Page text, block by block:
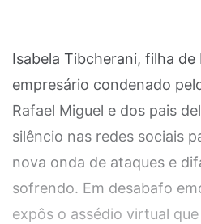
Isabela Tibcherani, filha
empresário condenado
Rafael Miguel e dos pais
silêncio nas redes sociais
nova onda de ataques e
sofrendo. Em desabafo
expôs o assédio virtual